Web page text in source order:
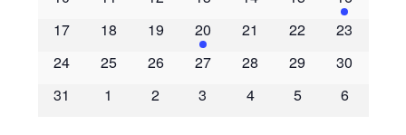
m
é
n
17
18 19 20 21 22
23
24
25 26 27 28 29
30
31
1 2 3 4 5 6